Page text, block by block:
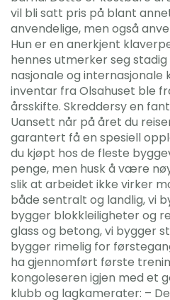
vil bli satt pris på blant
anvendelige, men også
Hun er en anerkjent
hennes utmerker seg
nasjonale og internasjonale
inventar fra Olsahuset ble
årsskifte. Skreddersy en
Uansett når på året du
garantert få en spesiell
du kjøpt hos de fleste
penge, men husk å være
slik at arbeidet ikke virker
både sentralt og landlig, vi
bygger blokkleiligheter og
glass og betong, vi bygger
bygger rimelig for
ha gjennomført første
kongoleseren igjen med et
klubb og lagkamerater: –